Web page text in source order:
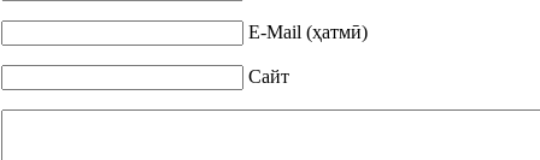
E-Mail (ҳатмӣ)
Сайт